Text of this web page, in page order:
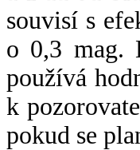
souvisí s
o 0,3 mag.
používá
k
pokud se